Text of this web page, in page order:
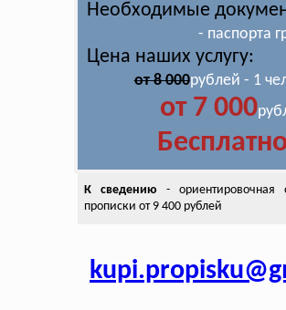
Необходимые
- паспорта
Цена наших услугу:
от 8 000рублей - 1
от 7 000
К сведению - ориентировочная
прописки от 9 400 рублей